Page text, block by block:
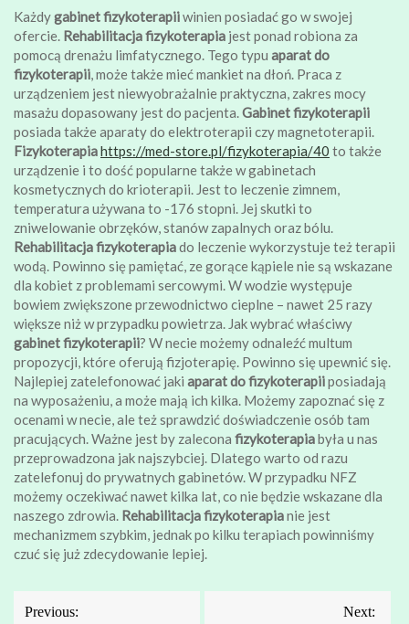
Każdygabinet fizykoterapiiwinien posiadać go w swojej
ofercie. Rehabilitacja fizykoterapia jest ponad robiona za
pomocą drenażu limfatycznego. Tego typu aparat do
fizykoterapii, może także mieć mankiet na dłoń. Praca z
urządzeniem jest niewyobrażalnie praktyczna, zakres mocy
masażu dopasowany jest do pacjenta.Gabinet fizykoterapii
posiada także aparaty do elektroterapii czy magnetoterapii.
Fizykoterapiahttps://med-store.pl/fizykoterapia/40 to także
urządzenie i to dość popularne także w gabinetach
kosmetycznych do krioterapii. Jest to leczenie zimnem,
temperatura używana to -176 stopni. Jej skutki to
zniwelowanie obrzęków, stanów zapalnych oraz bólu.
Rehabilitacja fizykoterapiado leczenie wykorzystuje też terapii
wodą. Powinno się pamiętać, ze gorące kąpiele nie są wskazane
dla kobiet z problemami sercowymi. W wodzie występuje
bowiem zwiększone przewodnictwo cieplne – nawet 25 razy
większe niż w przypadku powietrza. Jak wybrać właściwy
gabinet fizykoterapii? W necie możemy odnaleźć multum
propozycji, które oferują fizjoterapię. Powinno się upewnić się.
Najlepiej zatelefonować jaki aparat do fizykoterapiiposiadają
na wyposażeniu, a może mają ich kilka. Możemy zapoznać się z
ocenami w necie, ale też sprawdzić doświadczenie osób tam
pracujących. Ważne jest by zalecona fizykoterapiabyła u nas
przeprowadzona jak najszybciej. Dlatego warto od razu
zatelefonuj do prywatnych gabinetów. W przypadku NFZ
możemy oczekiwać nawet kilka lat, co nie będzie wskazane dla
naszego zdrowia. Rehabilitacja fizykoterapianie jest
mechanizmem szybkim, jednak po kilku terapiach powinniśmy
czuć się już zdecydowanie lepiej.
Nawigacja
Previous: Next: